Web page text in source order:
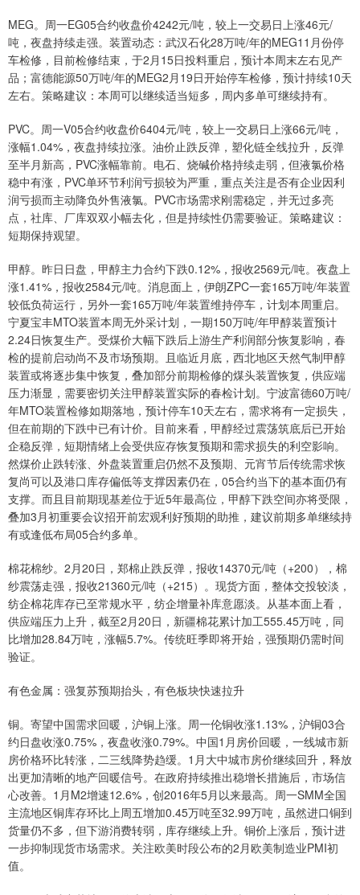
MEG。周一EG05合约收盘价4242元/吨，较上一交易日上涨46元/
吨，夜盘持续走强。装置动态：武汉石化28万吨/年的MEG11月份停
车检修，目前检修结束，于2月15日投料重启，预计本周末左右见产
品；富德能源50万吨/年的MEG2月19日开始停车检修，预计持续10天
左右。策略建议：本周可以继续适当短多，周内多单可继续持有。
PVC。周一V05合约收盘价6404元/吨，较上一交易日上涨66元/吨，
涨幅1.04%，夜盘持续拉涨。油价止跌反弹，塑化链全线拉升，反弹
至半月新高，PVC涨幅靠前。电石、烧碱价格持续走弱，但液氯价格
稳中有涨，PVC单环节利润亏损较为严重，重点关注是否有企业因利
润亏损而主动降负外售液氯。PVC市场需求刚需稳定，并无过多亮
点，社库、厂库双双小幅去化，但是持续性仍需要验证。策略建议：
短期保持观望。
甲醇。昨日日盘，甲醇主力合约下跌0.12%，报收2569元/吨。夜盘上
涨1.41%，报收2584元/吨。消息面上，伊朗ZPC一套165万吨/年装置
较低负荷运行，另外一套165万吨/年装置维持停车，计划本周重启。
宁夏宝丰MTO装置本周无外采计划，一期150万吨/年甲醇装置预计
2.24日恢复生产。受煤价大幅下跌后上游生产利润部分恢复影响，春
检的提前启动尚不及市场预期。且临近月底，西北地区天然气制甲醇
装置或将逐步集中恢复，叠加部分前期检修的煤头装置恢复，供应端
压力渐显，需要密切关注甲醇装置实际的春检计划。宁波富德60万吨/
年MTO装置检修如期落地，预计停车10天左右，需求将有一定损失，
但在前期的下跌中已有计价。目前来看，甲醇经过震荡筑底后已开始
企稳反弹，短期情绪上会受供应存恢复预期和需求损失的利空影响。
然煤价止跌转涨、外盘装置重启仍然不及预期、元宵节后传统需求恢
复尚可以及港口库存偏低等支撑因素仍在，05合约当下的基本面仍有
支撑。而且目前期现基差位于近5年最高位，甲醇下跌空间亦将受限，
叠加3月初重要会议招开前宏观利好预期的助推，建议前期多单继续持
有或逢低布局05合约多单。
棉花棉纱。2月20日，郑棉止跌反弹，报收14370元/吨（+200），棉
纱震荡走强，报收21360元/吨（+215）。现货方面，整体交投较淡，
纺企棉花库存已至常规水平，纺企增量补库意愿淡。从基本面上看，
供应端压力上升，截至2月20日，新疆棉花累计加工555.45万吨，同
比增加28.84万吨，涨幅5.7%。传统旺季即将开始，强预期仍需时间
验证。
有色金属：强复苏预期抬头，有色板块快速拉升
铜。寄望中国需求回暖，沪铜上涨。周一伦铜收涨1.13%，沪铜03合
约日盘收涨0.75%，夜盘收涨0.79%。中国1月房价回暖，一线城市新
房价格环比转涨，二三线降势趋缓。1月大中城市房价继续回升，释放
出更加清晰的地产回暖信号。在政府持续推出稳增长措施后，市场信
心改善。1月M2增速12.6%，创2016年5月以来最高。周一SMM全国
主流地区铜库存环比上周五增加0.45万吨至32.99万吨，虽然进口铜到
货量仍不多，但下游消费转弱，库存继续上升。铜价上涨后，预计进
一步抑制现货市场需求。关注欧美时段公布的2月欧美制造业PMI初
值。